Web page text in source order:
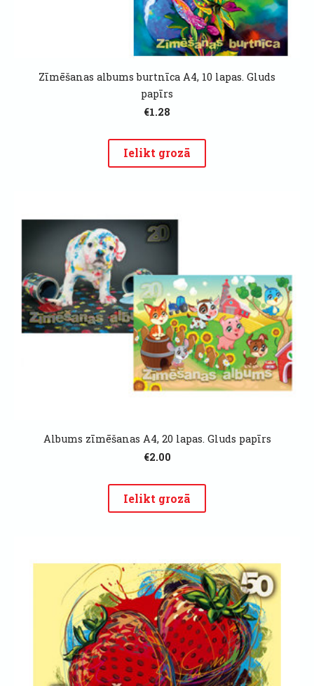
Zīmēšanas albums burtnīca A4, 10 lapas. Gluds
papīrs
€1.28
Ielikt grozā
Albums zīmēšanas A4, 20 lapas. Gluds papīrs
€2.00
Ielikt grozā